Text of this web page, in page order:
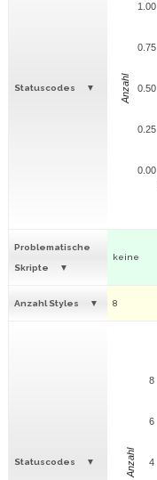
Statuscodes
0.00
0.25
0.50
0.75
1.00
Anzahl
Problematische
Skripte
keine
Anzahl Styles 8
Statuscodes 4
6
8
Anzahl